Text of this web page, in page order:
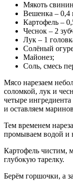
Мякоть
Вешенка – 0,4
Картофель –
Чеснок – 2
Лук – 1
Солёный
Майонез;
Соль, смесь
Мясо нарезаем
соломкой, лук и
четыре
и оставляем
Тем временем
промываем водой и
Картофель чистим,
глубокую тарелку.
Берём горшочки, а